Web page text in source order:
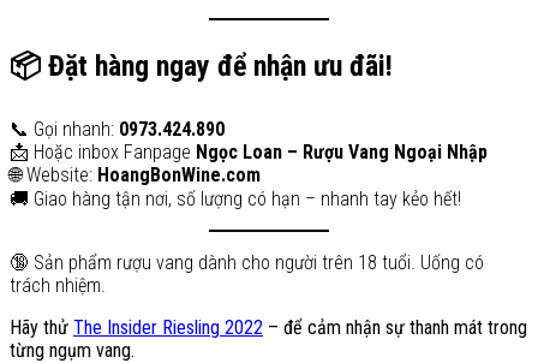
📦 Đặt hàng ngay để nhận ưu đãi!
📞 Gọi nhanh: 0973.424.890
📩 Hoặc inbox Fanpage Ngọc Loan – Rượu Vang Ngoại Nhập
🌐 Website: HoangBonWine.com
🚚 Giao hàng tận nơi, số lượng có hạn – nhanh tay kẻo hết!
🔞 Sản phẩm rượu vang dành cho người trên 18 tuổi. Uống có
trách nhiệm.
Hãy thử The Insider Riesling 2022 – để cảm nhận sự thanh mát trong
từng ngụm vang.